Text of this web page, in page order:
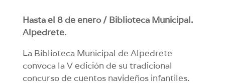
Hasta el 8 de enero / Biblioteca Municipal.
Alpedrete.
La Biblioteca Municipal de Alpedrete
convoca la V edición de su tradicional
concurso de cuentos navideños infantiles.